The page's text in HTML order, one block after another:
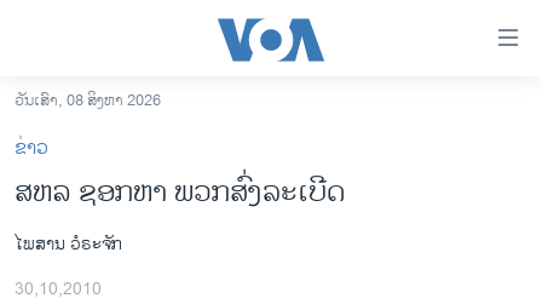
ເຂົ້າ
ຫາ
ຂ້າມ
ຂ້າມ
ໄປ
ຫາ
ອາເມຣິກາ
ການເລືອກຕັ້ງ ປະທານາທີບໍດີ ສະຫະລັດ 2024
ວັນເສົາ, 08 ສິງຫາ 2026
ຂ່າວ
ສຫລ ຊອກຫາ ພວກສົ່ງລະເບີດ
ໄພສານ ວໍຣະຈັກ
30,10,2010